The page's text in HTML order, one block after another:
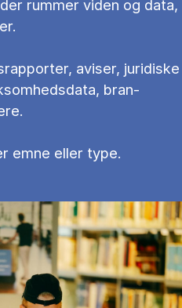
rum­mer vi­den og data,
aviser, juridiske
bran­
emne el­ler type.